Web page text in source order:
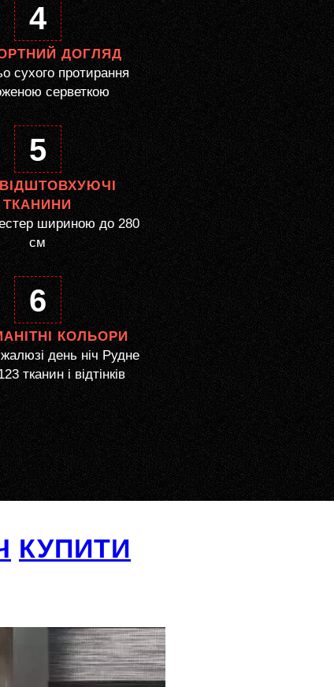
4
ДОГЛЯД
сухого протирання
серветкою
5
ТКАНИНИ
шириною до 280
см
6
КОЛЬОРИ
день ніч Рудне
тканин і відтінків
КУПИТИ